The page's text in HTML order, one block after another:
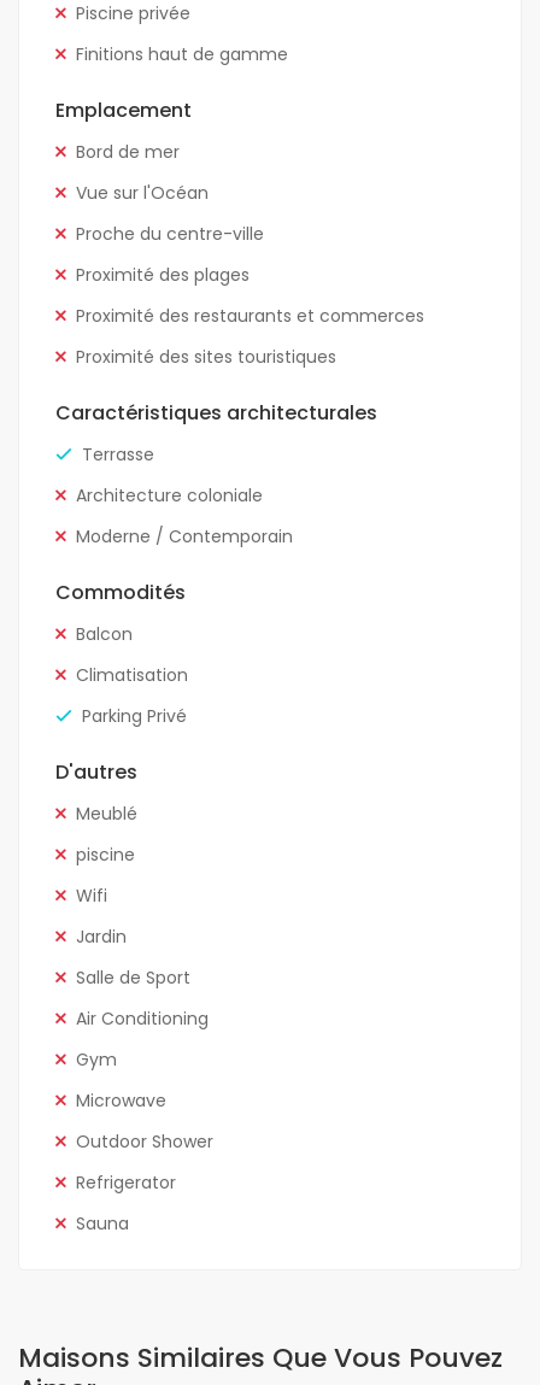
Piscine privée
Finitions haut de gamme
Emplacement
Bord de mer
Vue sur l'Océan
Proche du centre-ville
Proximité des plages
Proximité des restaurants et commerces
Proximité des sites touristiques
Caractéristiques architecturales
Terrasse
Architecture coloniale
Moderne / Contemporain
Commodités
Balcon
Climatisation
Parking Privé
D'autres
Meublé
piscine
Wifi
Jardin
Salle de Sport
Air Conditioning
Gym
Microwave
Outdoor Shower
Refrigerator
Sauna
Maisons Similaires Que Vous Pouvez